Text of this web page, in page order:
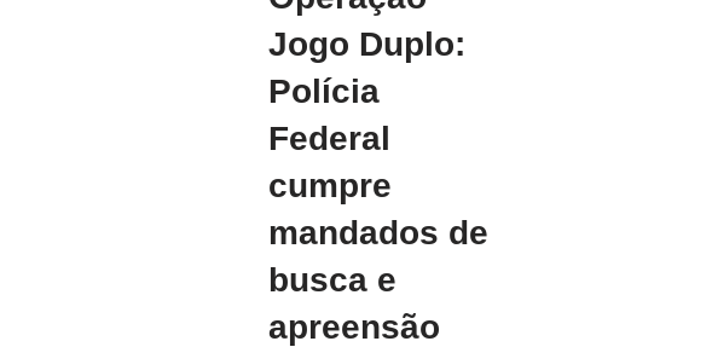
Jogo Duplo:
Polícia
Federal
cumpre
mandados de
busca e
apreensão